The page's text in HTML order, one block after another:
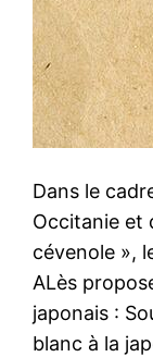
Dans le
Occitanie et
cévenole »,
ALès
japonais :
blanc à la